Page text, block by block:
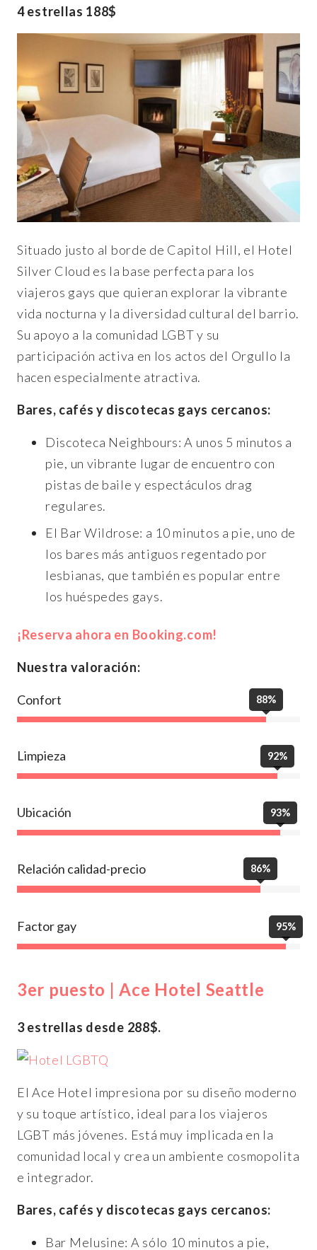
4 estrellas 188$
Situado justo al borde de Capitol Hill, el Hotel
Silver Cloud es la base perfecta para los
viajeros gays que quieran explorar la vibrante
vida nocturna y la diversidad cultural del barrio.
Su apoyo a la comunidad LGBT y su
participación activa en los actos del Orgullo la
hacen especialmente atractiva.
Bares, cafés y discotecas gays cercanos:
Discoteca Neighbours: A unos 5 minutos a
pie, un vibrante lugar de encuentro con
pistas de baile y espectáculos drag
regulares.
El Bar Wildrose: a 10 minutos a pie, uno de
los bares más antiguos regentado por
lesbianas, que también es popular entre
los huéspedes gays.
¡Reserva ahora en Booking.com!
Nuestra valoración:
Confort 88%
Limpieza 92%
Ubicación 93%
Relación calidad-precio 86%
Factor gay 95%
3er puesto | Ace Hotel Seattle
3 estrellas desde 288$.
El Ace Hotel impresiona por su diseño moderno
y su toque artístico, ideal para los viajeros
LGBT más jóvenes. Está muy implicada en la
comunidad local y crea un ambiente cosmopolita
e integrador.
Bares, cafés y discotecas gays cercanos:
Bar Melusine: A sólo 10 minutos a pie,